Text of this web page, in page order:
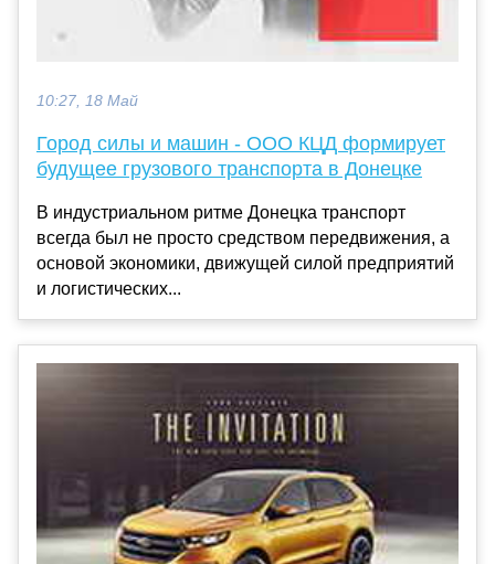
10:27, 18 Май
Город силы и машин - ООО КЦД формирует
будущее грузового транспорта в Донецке
В индустриальном ритме Донецка транспорт
всегда был не просто средством передвижения, а
основой экономики, движущей силой предприятий
и логистических...